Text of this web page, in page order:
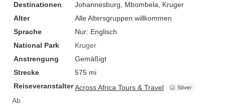
Destinationen
Johannesburg , Mbombela , Kruger
Alter
Alle Altersgruppen willkommen
Sprache
Nur: Englisch
National Park
Kruger
Anstrengung
Gemäßigt
Strecke
575 mi
ReiseveranstalterAcross Africa Tours & Travel
Ab